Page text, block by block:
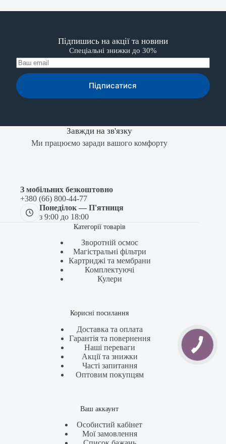
Підпишись на акції та новини
Спеціальні знижки до 30%
Підписатися
Завжди на зв'язку
Ми працюємо заради вашого комфорту
З мобільних безкоштовно
+380 (66) 800-44-77
Понеділок — П'ятниця
з 9:00 до 18:00
Категорії товарів
Зворотній осмос
Магістральні фільтри
Картриджі та мембрани
Комплектуючі
Кулери
Корисні посилання
Доставка та оплата
Гарантія та повернення
Наші переваги
Акції та знижки
Часті запитання
Оптовим покупцям
Ваш аккаунт
Особистий кабінет
Мої замовлення